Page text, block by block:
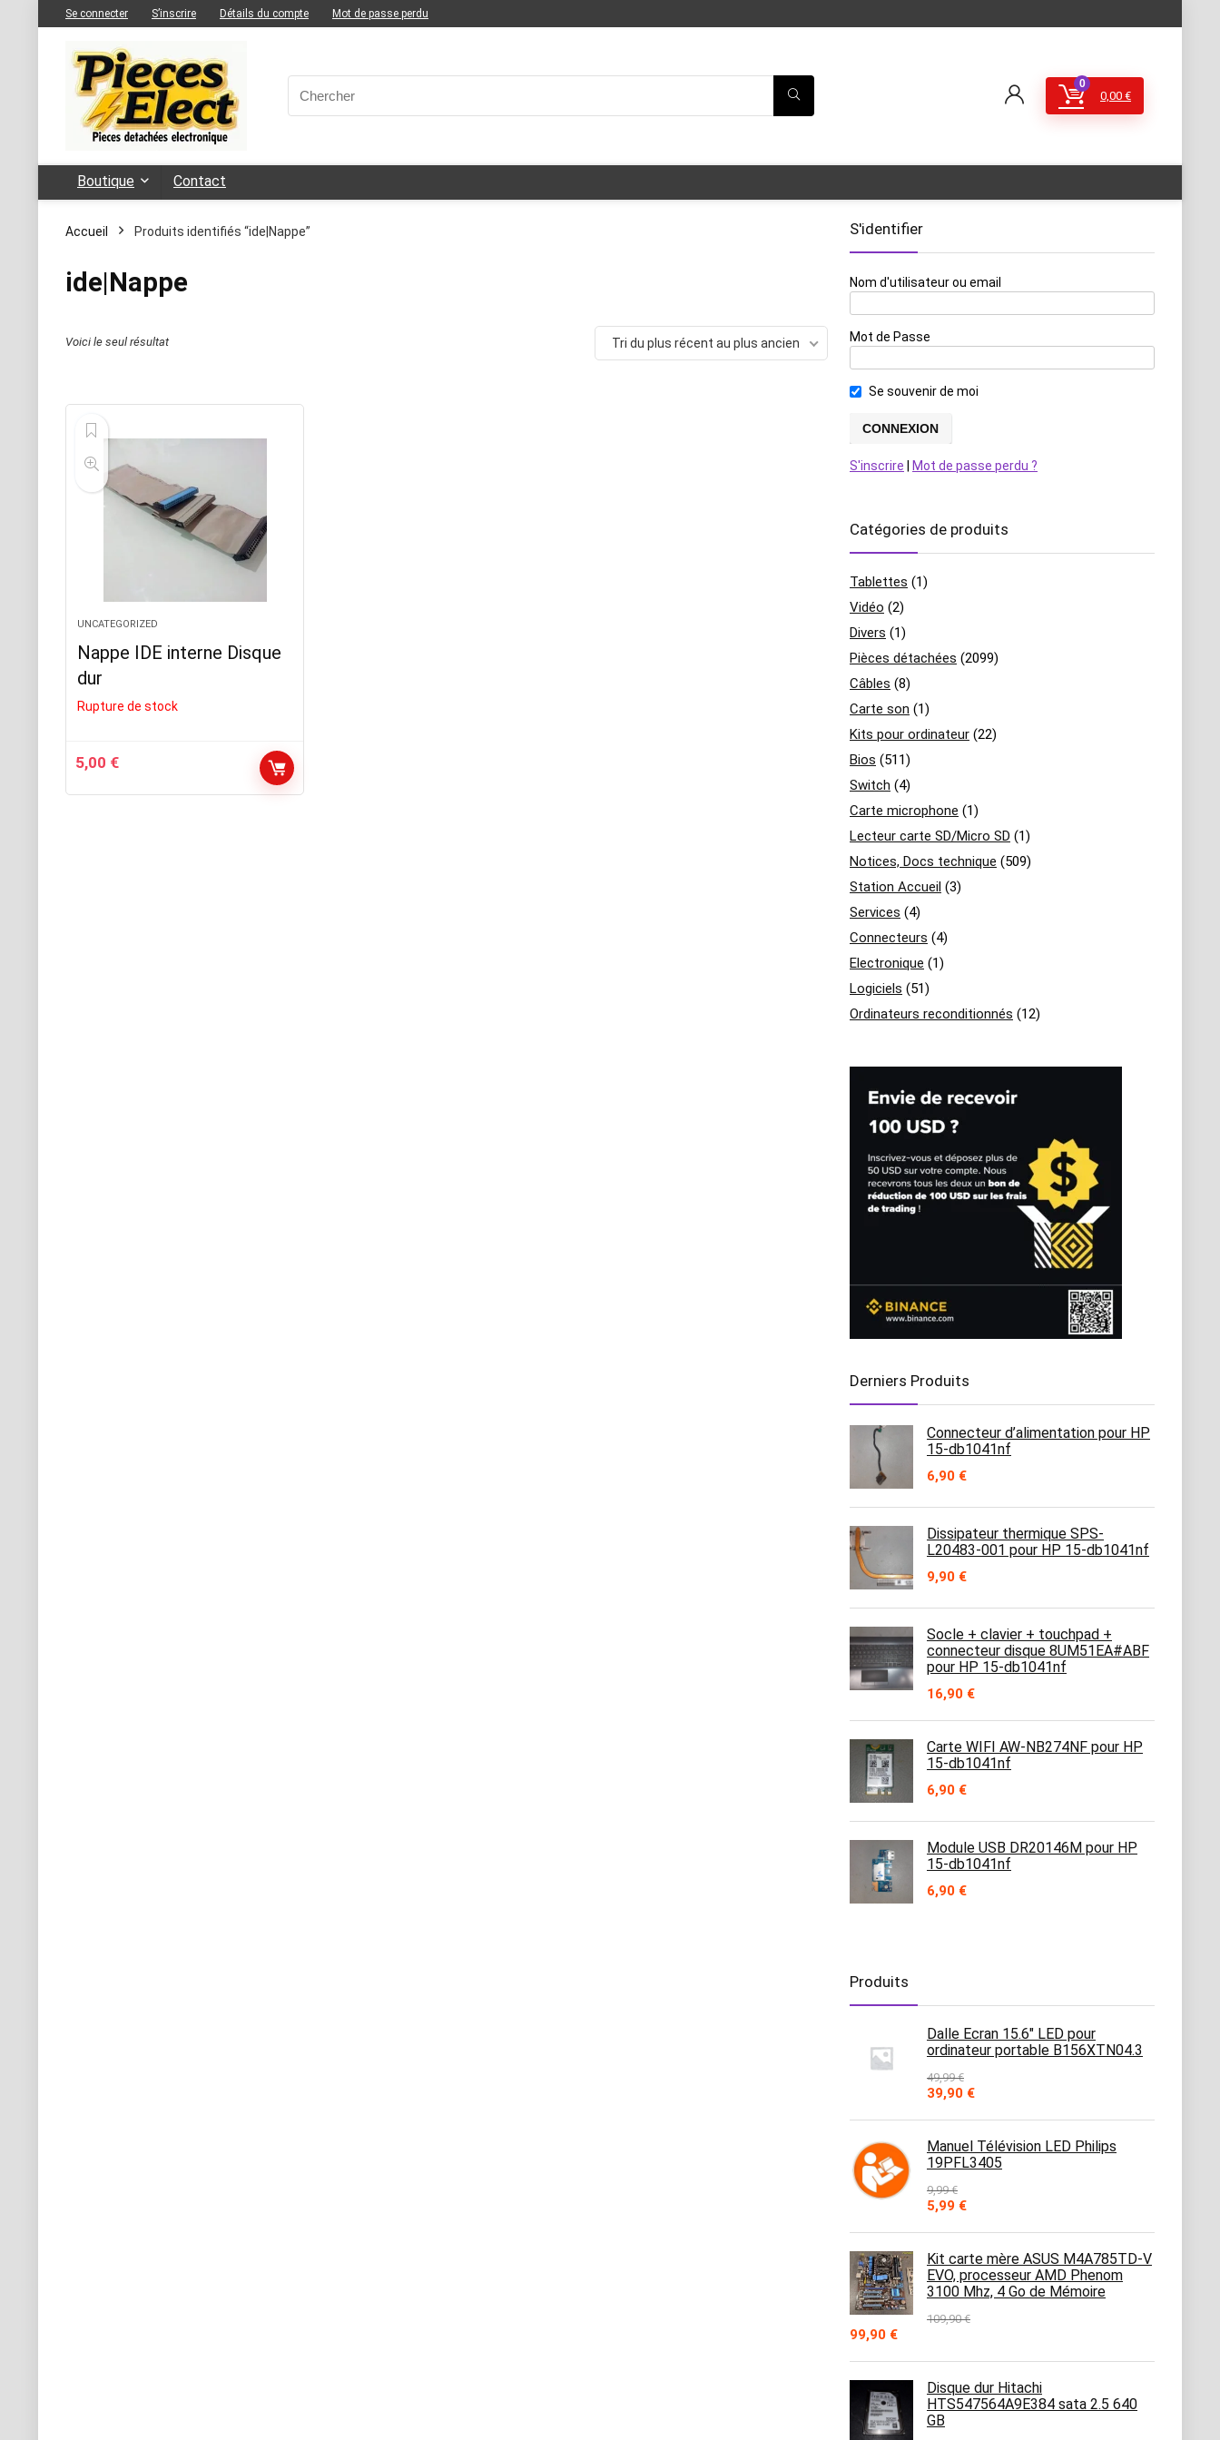
Se connecter S’inscrire Détails du compte Mot de passe perdu
0
0,00 €
Boutique Contact
Accueil Produits identifiés “ide|Nappe”
ide|Nappe
Voici le seul résultat Tri du plus récent au plus ancien
UNCATEGORIZED
Nappe IDE interne Disque
dur
Rupture de stock
5,00 €
S'identifier
Nom d'utilisateur ou email
Mot de Passe
Se souvenir de moi
S'inscrire Mot de passe perdu ?
Catégories de produits
Tablettes (1)
Vidéo (2)
Divers (1)
Pièces détachées (2099)
Câbles (8)
Carte son (1)
Kits pour ordinateur (22)
Bios (511)
Switch (4)
Carte microphone (1)
Lecteur carte SD/Micro SD (1)
Notices, Docs technique (509)
Station Accueil (3)
Services (4)
Connecteurs (4)
Electronique (1)
Logiciels (51)
Ordinateurs reconditionnés (12)
Derniers Produits
Connecteur d’alimentation pour HP
15-db1041nf
6,90 €
Dissipateur thermique SPS-
L20483-001 pour HP 15-db1041nf
9,90 €
Socle + clavier + touchpad +
connecteur disque 8UM51EA#ABF
pour HP 15-db1041nf
16,90 €
Carte WIFI AW-NB274NF pour HP
15-db1041nf
6,90 €
Module USB DR20146M pour HP
15-db1041nf
6,90 €
Produits
Dalle Ecran 15.6" LED pour
ordinateur portable B156XTN04.3
49,99€
Le
initial
était :
49,99 €.
39,90 €Le
actuel
est :
39,90 €.
Manuel Télévision LED Philips
19PFL3405
9,99€
Le
initial
était :
9,99 €.
5,99 €Le
actuel
est :
5,99 €.
Kit carte mère ASUS M4A785TD-V
EVO, processeur AMD Phenom
3100 Mhz, 4 Go de Mémoire
109,90€
Le
initial
était :
109,90 €.
99,90 €Le
actuel
est :
99,90 €.
Disque dur Hitachi
HTS547564A9E384 sata 2.5 640
GB